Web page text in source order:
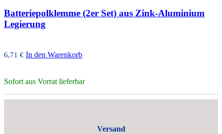
Batteriepolklemme (2er Set) aus Zink-Aluminium
Legierung
6,71 € In den Warenkorb
Sofort aus Vorrat lieferbar
Versand